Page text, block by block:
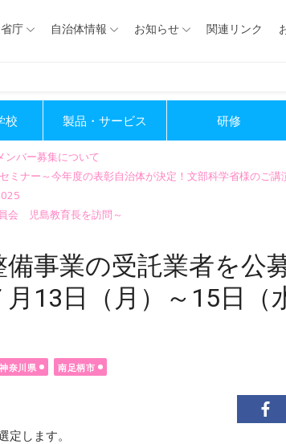
省庁 自治体情報 お知らせ 関連リンク
校 製品・サービス 研修
ンバー募集について
ミナー～今年度の表彰自治体が決定！文部科学省様のご講
会 児島教育長を訪問～
備事業の受託業者を公
月13日（月）～15日（
神奈川県 南足柄市
します。